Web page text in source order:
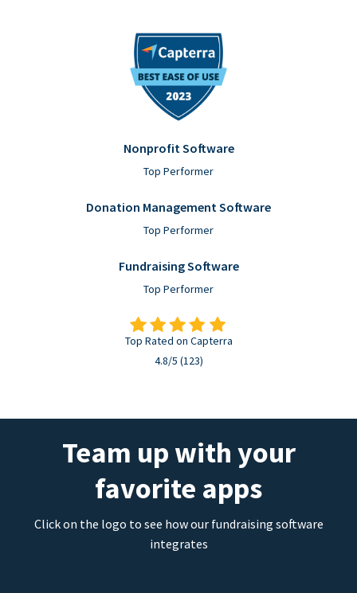
Nonprofit Software
Top Performer
Donation Management Software
Top Performer
Fundraising Software
Top Performer
Top Rated on Capterra
4.8/5 (123)
Team up with your
favorite apps
Click on the logo to see how our fundraising software
integrates